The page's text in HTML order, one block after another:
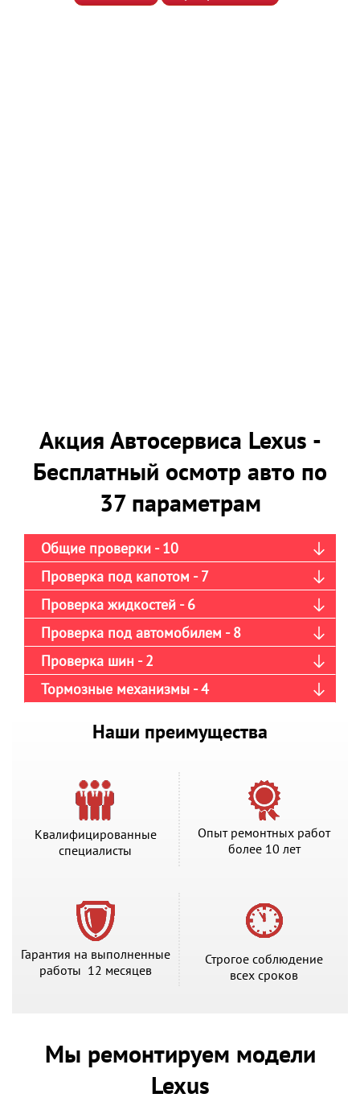
Акция Автосервиса Lexus -
Бесплатный осмотр авто по
37 параметрам
Общие проверки - 10
Проверка под капотом - 7
Проверка жидкостей - 6
Проверка под автомобилем - 8
Проверка шин - 2
Тормозные механизмы - 4
Наши преимущества
Квалифицированные
специалисты
Опыт ремонтных работ
более 10 лет
Гарантия на выполненные
работы 12 месяцев
Строгое соблюдение
всех сроков
Мы ремонтируем модели
Lexus